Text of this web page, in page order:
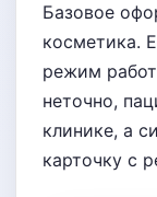
Базовое
косметика.
режим
неточно,
клинике, а
карточку с